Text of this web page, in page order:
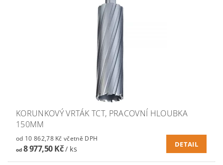
KORUNKOVÝ VRTÁK TCT, PRACOVNÍ HLOUBKA
150MM
od 10 862,78 Kč včetně DPH
od8 977,50 Kč/ ks
DETAIL